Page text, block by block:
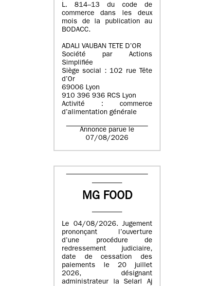
L. 814–13 du code de
commerce dans les deux
mois de la publication au
BODACC.
ADALI VAUBAN TETE D’OR
Société par Actions
Simplifiée
Siège social : 102 rue Tête
d’Or
69006 Lyon
910 396 936 RCS Lyon
Activité : commerce
d’alimentation générale
Annonce parue le
07/08/2026
MG FOOD
Le 04/08/2026. Jugement
prononçant l’ouverture
d’une procédure de
redressement judiciaire,
date de cessation des
paiements le 20 juillet
2026, désignant
administrateur la Selarl Aj